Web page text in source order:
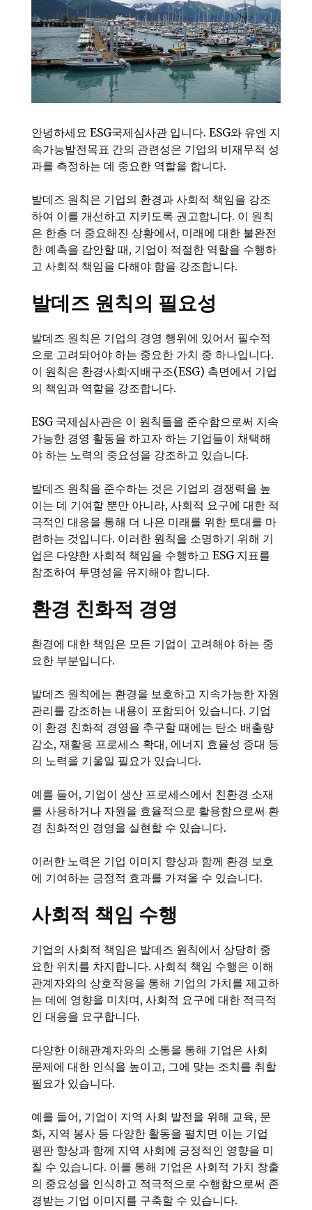
안녕하세요 ESG국제심사관 입니다. ESG와 유엔 지
속가능발전목표 간의 관련성은 기업의 비재무적 성
과를 측정하는 데 중요한 역할을 합니다.
발데즈 원칙은 기업의 환경과 사회적 책임을 강조
하여 이를 개선하고 지키도록 권고합니다. 이 원칙
은 한층 더 중요해진 상황에서, 미래에 대한 불완전
한 예측을 감안할 때, 기업이 적절한 역할을 수행하
고 사회적 책임을 다해야 함을 강조합니다.
발데즈 원칙의 필요성
발데즈 원칙은 기업의 경영 행위에 있어서 필수적
으로 고려되어야 하는 중요한 가치 중 하나입니다.
이 원칙은 환경·사회·지배구조(ESG) 측면에서 기업
의 책임과 역할을 강조합니다.
ESG 국제심사관은 이 원칙들을 준수함으로써 지속
가능한 경영 활동을 하고자 하는 기업들이 채택해
야 하는 노력의 중요성을 강조하고 있습니다.
발데즈 원칙을 준수하는 것은 기업의 경쟁력을 높
이는 데 기여할 뿐만 아니라, 사회적 요구에 대한 적
극적인 대응을 통해 더 나은 미래를 위한 토대를 마
련하는 것입니다. 이러한 원칙을 소명하기 위해 기
업은 다양한 사회적 책임을 수행하고 ESG 지표를
참조하여 투명성을 유지해야 합니다.
환경 친화적 경영
환경에 대한 책임은 모든 기업이 고려해야 하는 중
요한 부분입니다.
발데즈 원칙에는 환경을 보호하고 지속가능한 자원
관리를 강조하는 내용이 포함되어 있습니다. 기업
이 환경 친화적 경영을 추구할 때에는 탄소 배출량
감소, 재활용 프로세스 확대, 에너지 효율성 증대 등
의 노력을 기울일 필요가 있습니다.
예를 들어, 기업이 생산 프로세스에서 친환경 소재
를 사용하거나 자원을 효율적으로 활용함으로써 환
경 친화적인 경영을 실현할 수 있습니다.
이러한 노력은 기업 이미지 향상과 함께 환경 보호
에 기여하는 긍정적 효과를 가져올 수 있습니다.
사회적 책임 수행
기업의 사회적 책임은 발데즈 원칙에서 상당히 중
요한 위치를 차지합니다. 사회적 책임 수행은 이해
관계자와의 상호작용을 통해 기업의 가치를 제고하
는 데에 영향을 미치며, 사회적 요구에 대한 적극적
인 대응을 요구합니다.
다양한 이해관계자와의 소통을 통해 기업은 사회
문제에 대한 인식을 높이고, 그에 맞는 조치를 취할
필요가 있습니다.
예를 들어, 기업이 지역 사회 발전을 위해 교육, 문
화, 지역 봉사 등 다양한 활동을 펼치면 이는 기업
평판 향상과 함께 지역 사회에 긍정적인 영향을 미
칠 수 있습니다. 이를 통해 기업은 사회적 가치 창출
의 중요성을 인식하고 적극적으로 수행함으로써 존
경받는 기업 이미지를 구축할 수 있습니다.